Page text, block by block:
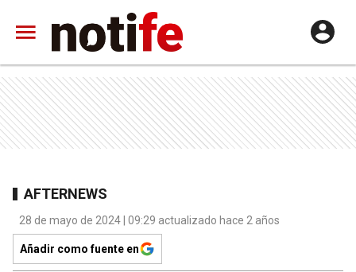
AFTERNEWS
28 de mayo de 2024 | 09:29 actualizado hace 2 años
Añadir como fuente en